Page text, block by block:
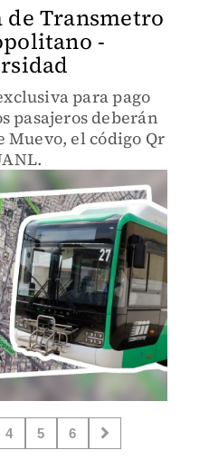
Transmetro
-
para pago
pasajeros deberán
el código Qr
4 5 6